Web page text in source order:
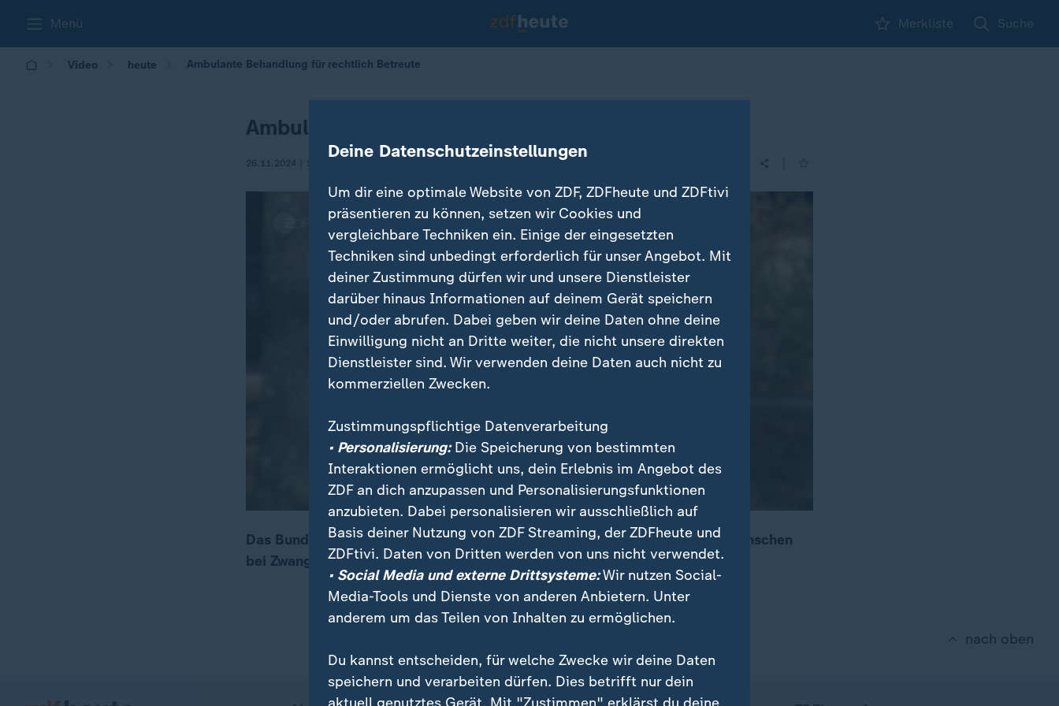
Menü Merkliste Suche
Video heute Ambulante Behandlung für rechtlich Betreute
Ambulante Behandlung für rechtlich Betreute
26.11.2024 | 12:00
00:16 01:35
Das Bundesverfassungsgericht hat entschieden, dass rechtlich betreute Menschen
bei Zwangsbehandlungen nicht immer stationär ins Krankenhaus müssen.
nach oben
Deine Datenschutzeinstellungen
Um dir eine optimale Website von ZDF, ZDFheute und ZDFtivi
präsentieren zu können, setzen wir Cookies und
vergleichbare Techniken ein. Einige der eingesetzten
Techniken sind unbedingt erforderlich für unser Angebot. Mit
deiner Zustimmung dürfen wir und unsere Dienstleister
darüber hinaus Informationen auf deinem Gerät speichern
und/oder abrufen. Dabei geben wir deine Daten ohne deine
Einwilligung nicht an Dritte weiter, die nicht unsere direkten
Dienstleister sind. Wir verwenden deine Daten auch nicht zu
kommerziellen Zwecken.
Zustimmungspflichtige Datenverarbeitung
• Personalisierung:Die Speicherung von bestimmten
Interaktionen ermöglicht uns, dein Erlebnis im Angebot des
ZDF an dich anzupassen und Personalisierungsfunktionen
anzubieten. Dabei personalisieren wir ausschließlich auf
Basis deiner Nutzung von ZDF Streaming, der ZDFheute und
ZDFtivi. Daten von Dritten werden von uns nicht verwendet.
• Social Media und externe Drittsysteme:Wir nutzen Social-
Media-Tools und Dienste von anderen Anbietern. Unter
anderem um das Teilen von Inhalten zu ermöglichen.
Du kannst entscheiden, für welche Zwecke wir deine Daten
speichern und verarbeiten dürfen. Dies betrifft nur dein